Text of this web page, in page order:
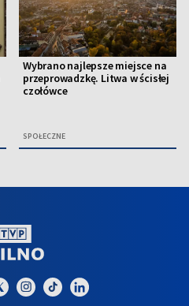
Wybrano najlepsze miejsce na
przeprowadzkę. Litwa w ścisłej
czołówce
SPOŁECZNE